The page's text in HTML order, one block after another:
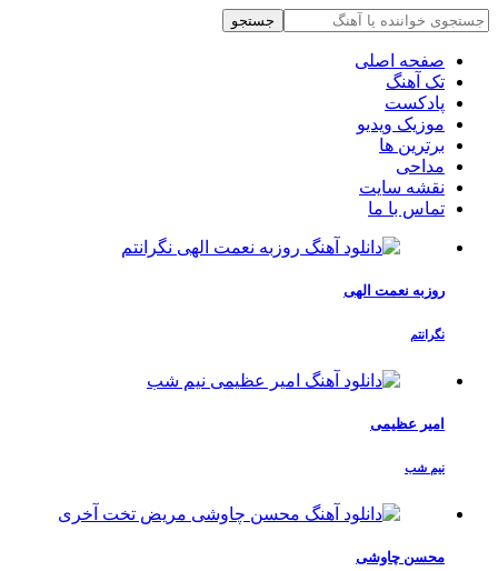
جستجو
صفحه اصلی
تک آهنگ
پادکست
موزیک ویدیو
برترین ها
مداحی
نقشه سایت
تماس با ما
روزبه نعمت الهی
نگرانتم
امیر عظیمی
نیم شب
محسن چاوشی